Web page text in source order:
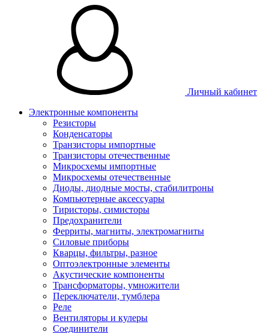
Личный кабинет
Электронные компоненты
Резисторы
Конденсаторы
Транзисторы импортные
Транзисторы отечественные
Микросхемы импортные
Микросхемы отечественные
Диоды, диодные мосты, стабилитроны
Компьютерные аксессуары
Тиристоры, симисторы
Предохранители
Ферриты, магниты, электромагниты
Силовые приборы
Кварцы, фильтры, разное
Оптоэлектронные элементы
Акустические компоненты
Трансформаторы, умножители
Переключатели, тумблера
Реле
Вентиляторы и кулеры
Соединители